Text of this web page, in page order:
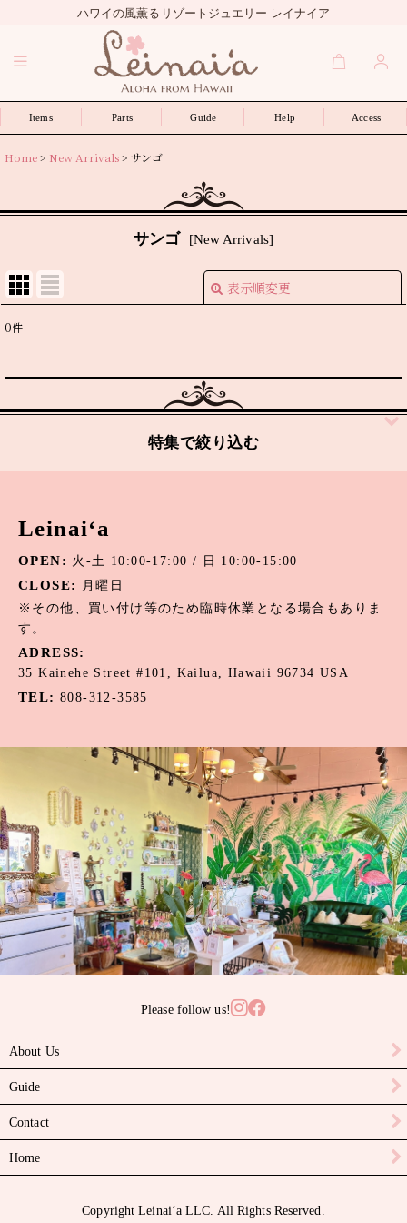
ハワイの風薫るリゾートジュエリー レイナイア
Items Parts Guide Help Access
Home> New Arrivals> サンゴ
サンゴ [New Arrivals]
表示順変更
表示数
絞り込む
0件
特集で絞り込む
アマゾナイト
アメジスト
オニキス
オパール
カルセドニー
サンゴ
サンライズシェル
スワロフスキークリスタル
ターコイズ
ハーキマーダイヤモンド
パール
ピカケビーズ
Leinai‘a
OPEN: 火-土 10:00-17:00 / 日 10:00-15:00
CLOSE:
月曜日
※その他、買い付け等のため臨時休業となる場合もありま
す。
ADRESS:
35 Kainehe Street #101, Kailua, Hawaii 96734 USA
TEL: 808-312-3585
Please follow us!
About Us
Guide
Contact
Home
Copyright Leinaiʻa LLC. All Rights Reserved.